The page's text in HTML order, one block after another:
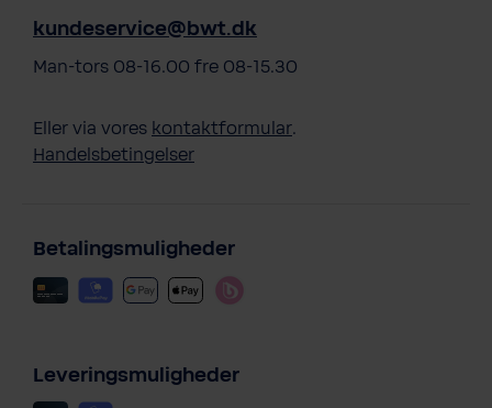
kundeservice@bwt.dk
Man-tors 08-16.00 fre 08-15.30
Eller via vores kontaktformular.
Handelsbetingelser
Betalingsmuligheder
Leveringsmuligheder